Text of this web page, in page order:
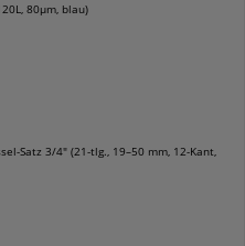
80µm, blau)
Satz 3/4" (21-tlg., 19–50 mm, 12-Kant,